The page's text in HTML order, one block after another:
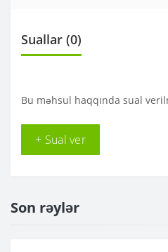
Suallar (0)
Bu məhsul haqqında sual
+ Sual ver
Son rəylər